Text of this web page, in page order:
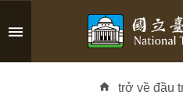
Skip to main content
trở về đầu